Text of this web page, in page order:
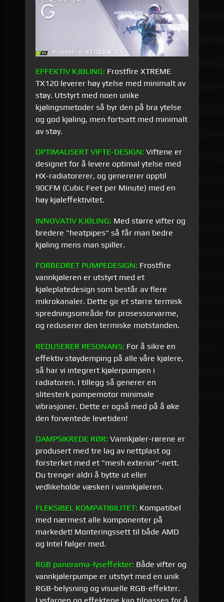
EFFEKTIV KJØLING: Frostfire XTREME
TX120 leverer høy ytelse med minimalt av
støy. Utstyrt med noen unike
kjølingsmetoder så byr den på bra ytelse
og god kjøling, men fortsatt med minimalt
av støy.
OPTIMALISERT VIFTE-DESIGN: Viftene er
designet for å levere optimal ytelse med
HX-radiatorerer, og genererer opptil
90CFM (Cubic Feet per Minute) med en
høy kjøleffektivitet.
INNOVATIV KJØLING: Med større vifter og
bredere "heatpipes" så får man bedre
kjøling mens man spiller.
FORBEDRET PUMPEDESIGN: Frostfire
vannkjøleren er utstyrt med et
kjøleplatedesign som består av flere
mikrokanaler. Dette gir et større termisk
spredningsområde for prosessorvarme,
og reduserer den termiske motstanden.
REDUSERER RESONANS: For å sikre en
effektiv støydemping på alle våre kjølere,
så har vi integrert kjølerpumpen i
radiatoren. I tillegg så generer en
slitesterk pumpemotor minimale
vibrasjoner. Dette er også med på å øke
den forventede levetiden!
DAMPSIKREDE RØR: Vannkjøler-rørene er
produsert med tre lag av nettplast og
forsterket med et "mesh exterior"-nett.
Du trenger aldri å bytte ut eller
vedlikeholde væsken i vannkjøleren.
FLEKSIBEL KOMPATIBILITET: Kompatibel
med nærmest alle komponenter på
markedet! Monteringssett til både AMD
og Intel følger med.
RGB panorama-lyseffekter: Både vifter og
vannkjølerpumpe er utstyrt med en unik
RGB-belysning og visuelle RGB-effekter.